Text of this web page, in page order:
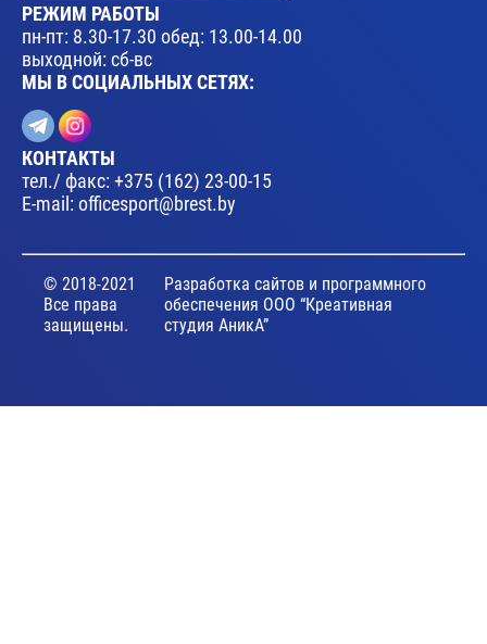
РЕЖИМ РАБОТЫ
пн-пт: 8.30-17.30 обед: 13.00-14.00
выходной: сб-вс
МЫ В СОЦИАЛЬНЫХ СЕТЯХ:
КОНТАКТЫ
тел./ факс: +375 (162) 23-00-15
E-mail: officesport@brest.by
© 2018-2021
Все права
защищены.
Разработка сайтов и программного
обеспечения ООО “Креативная
студия АникА”